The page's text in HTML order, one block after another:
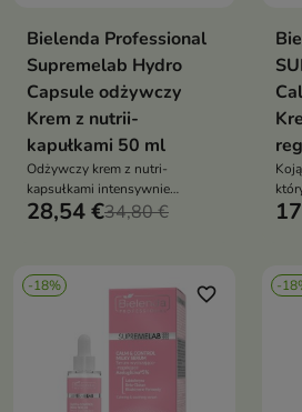
Bielenda Professional
Supremelab Hydro
Capsule odżywczy
Krem z nutrii-
kapułkami 50 ml
Odżywczy krem z nutri-
kapsułkami intensywnie
nawilża, regeneruje i koi skórę
aktywne w głąb skóry,
przywracając jej komfort
28,54 €34,80 €
-18% favorite_border -